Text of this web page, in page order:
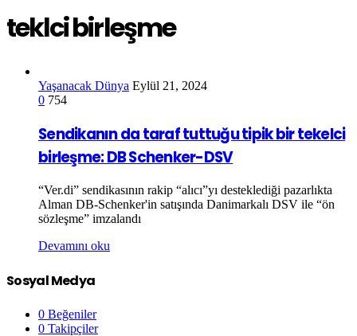
teklci birleşme
Yaşanacak Dünya Eylül 21, 2024
0 754
Sendikanın da taraf tuttuğu tipik bir tekelci
birleşme: DB Schenker-DSV
“Ver.di” sendikasının rakip “alıcı”yı desteklediği pazarlıkta
Alman DB-Schenker'in satışında Danimarkalı DSV ile “ön
sözleşme” imzalandı
Devamını oku
Sosyal Medya
0 Beğeniler
0 Takipçiler